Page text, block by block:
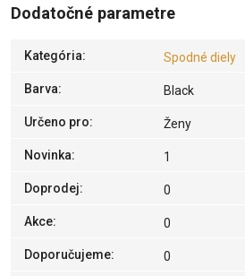
Dodatočné parametre
Kategória: Spodné diely
Barva: Black
Určeno pro: Ženy
Novinka: 1
Doprodej: 0
Akce: 0
Doporučujeme: 0